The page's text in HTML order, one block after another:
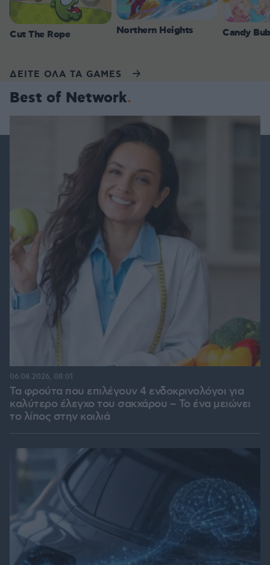
Cut The Rope Northern Heights Candy
ΔΕΙΤΕ ΟΛΑ ΤΑ GAMES
Best of Network
Τα φρούτα που επιλέγουν 4 ενδοκρινολόγοι για
καλύτερο έλεγχο του σακχάρου – Το ένα μειώνει
το λίπος στην κοιλιά
06.08.2026, 08:01